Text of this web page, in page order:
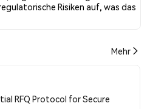
Risiken auf, was das
Mehr
RFQ Protocol for Secure